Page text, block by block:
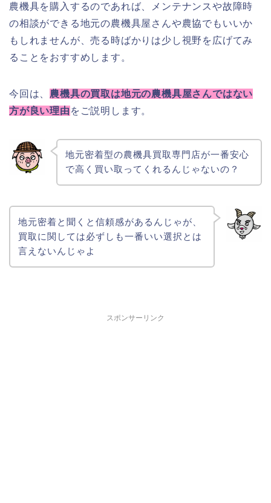
農機具を購入するのであれば、メンテナンスや故障時
の相談ができる地元の農機具屋さんや農協でもいいか
もしれませんが、売る時ばかりは少し視野を広げてみ
ることをおすすめします。
今回は、 農機具の買取は地元の農機具屋さんではない
方が良い理由 をご説明します。
地元密着型の農機具買取専門店が一番安心
で高く買い取ってくれるんじゃないの？
地元密着と聞くと信頼感があるんじゃが、
買取に関しては必ずしも一番いい選択とは
言えないんじゃよ
スポンサーリンク